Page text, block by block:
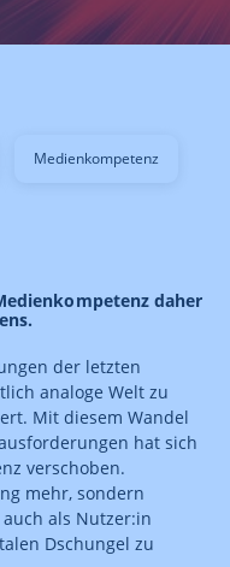
Medienkompetenz
daher
der letzten
analoge Welt zu
Mit diesem Wandel
hat sich
verschoben.
mehr, sondern
als Nutzer:in
Dschungel zu